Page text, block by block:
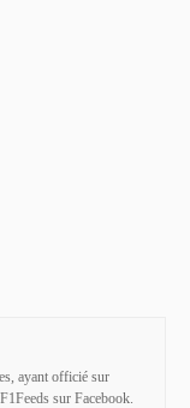
ayant officié sur
sur Facebook.